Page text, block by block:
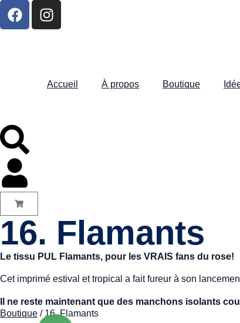
Accueil À propos Boutique
16. Flamants
Le tissu PUL Flamants, pour les VRAIS fans du rose!
Cet imprimé estival et tropical a fait fureur à son
Il ne reste maintenant que des manchons isolants
Boutique / 16. Flamants